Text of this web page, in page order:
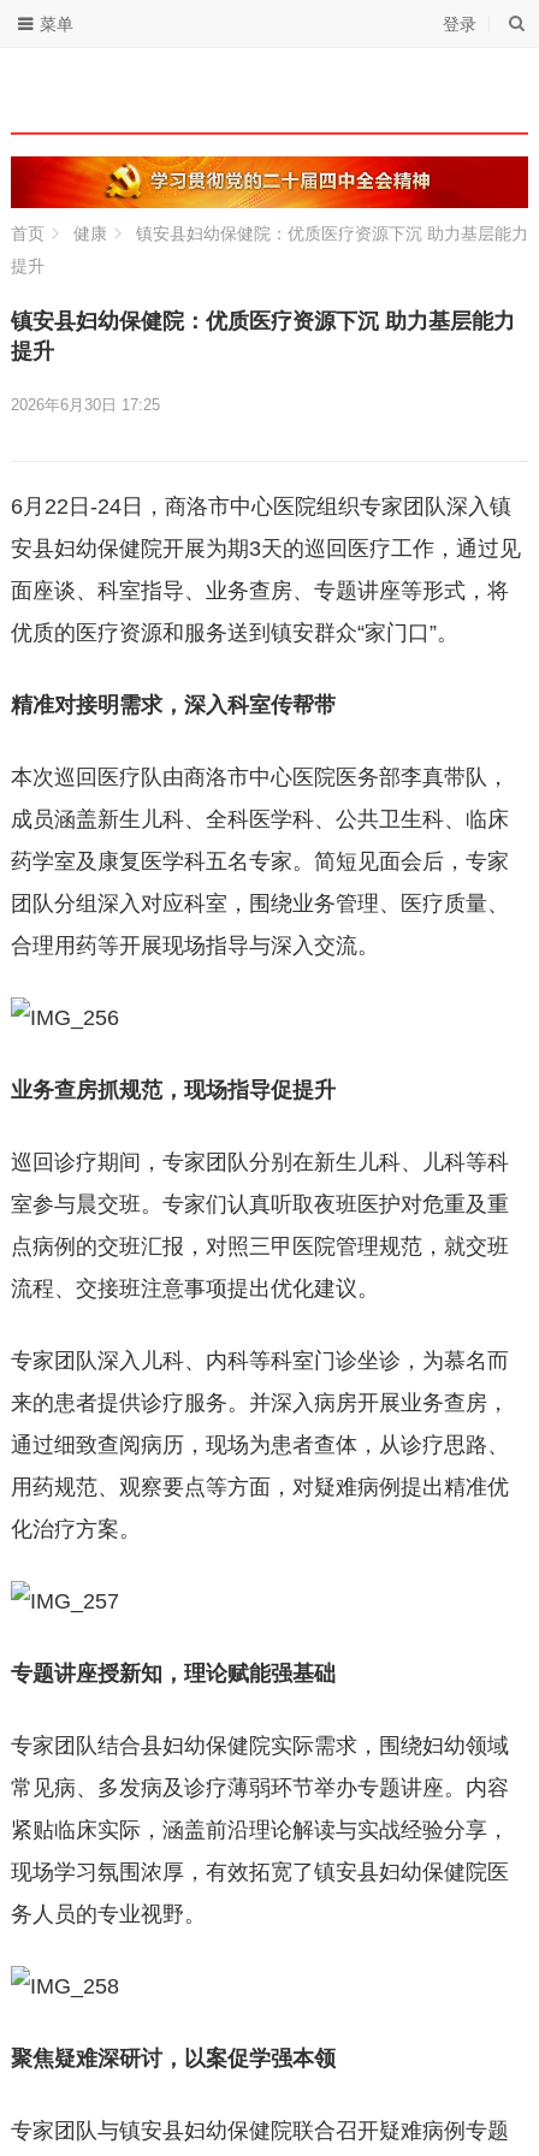
登录
菜单
首页 健康
镇安县妇幼保健院：优质医疗资源下沉 助力基层能力
提升
镇安县妇幼保健院：优质医疗资源下沉 助力基层能力
提升
2026年6月30日 17:25
6月22日-24日，商洛市中心医院组织专家团队深入镇
安县妇幼保健院开展为期3天的巡回医疗工作，通过见
面座谈、科室指导、业务查房、专题讲座等形式，将
优质的医疗资源和服务送到镇安群众“家门口”。
精准对接明需求，深入科室传帮带
本次巡回医疗队由商洛市中心医院医务部李真带队，
成员涵盖新生儿科、全科医学科、公共卫生科、临床
药学室及康复医学科五名专家。简短见面会后，专家
团队分组深入对应科室，围绕业务管理、医疗质量、
合理用药等开展现场指导与深入交流。
业务查房抓规范，现场指导促提升
巡回诊疗期间，专家团队分别在新生儿科、儿科等科
室参与晨交班。专家们认真听取夜班医护对危重及重
点病例的交班汇报，对照三甲医院管理规范，就交班
流程、交接班注意事项提出优化建议。
专家团队深入儿科、内科等科室门诊坐诊，为慕名而
来的患者提供诊疗服务。并深入病房开展业务查房，
通过细致查阅病历，现场为患者查体，从诊疗思路、
用药规范、观察要点等方面，对疑难病例提出精准优
化治疗方案。
专题讲座授新知，理论赋能强基础
专家团队结合县妇幼保健院实际需求，围绕妇幼领域
常见病、多发病及诊疗薄弱环节举办专题讲座。内容
紧贴临床实际，涵盖前沿理论解读与实战经验分享，
现场学习氛围浓厚，有效拓宽了镇安县妇幼保健院医
务人员的专业视野。
聚焦疑难深研讨，以案促学强本领
专家团队与镇安县妇幼保健院联合召开疑难病例专题